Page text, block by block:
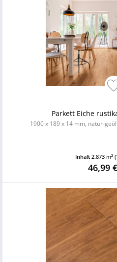
Parkett Eiche
1900 x 189 x 14 mm, natur-
Inhalt 2.873 m²
46,99